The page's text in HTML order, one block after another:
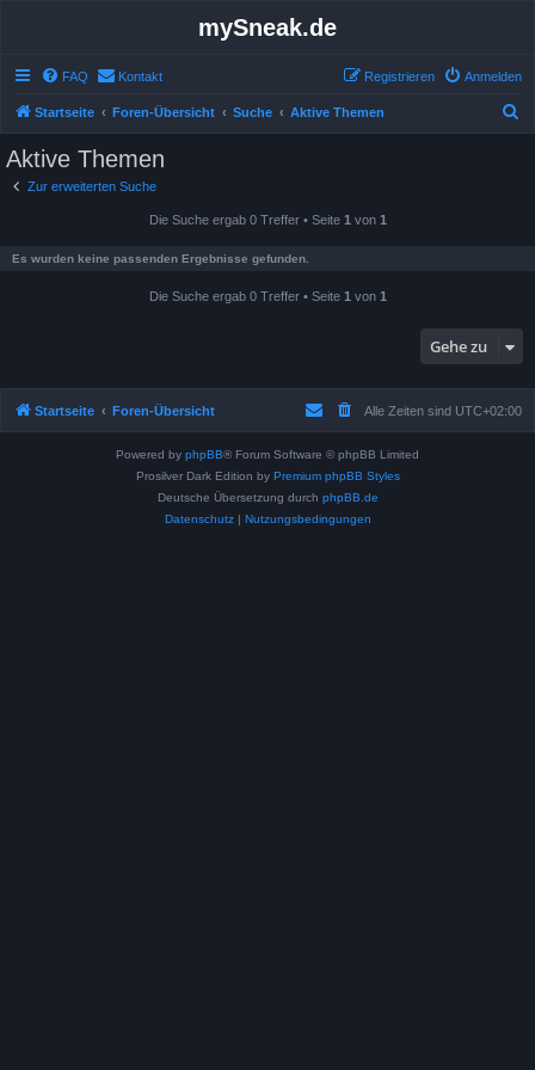
mySneak.de
FAQ Kontakt Anmelden
Registrieren
Startseite Foren-Übersicht Suche Aktive Themen
Aktive Themen
Zur erweiterten Suche
Die Suche ergab 0 Treffer • Seite 1 von 1
Es wurden keine passenden Ergebnisse gefunden.
Die Suche ergab 0 Treffer • Seite 1 von 1
Gehe zu
Startseite Foren-Übersicht Alle Zeiten sind UTC+02:00
Powered by phpBB® Forum Software © phpBB Limited
Prosilver Dark Edition by Premium phpBB Styles
Deutsche Übersetzung durch phpBB.de
Datenschutz| Nutzungsbedingungen